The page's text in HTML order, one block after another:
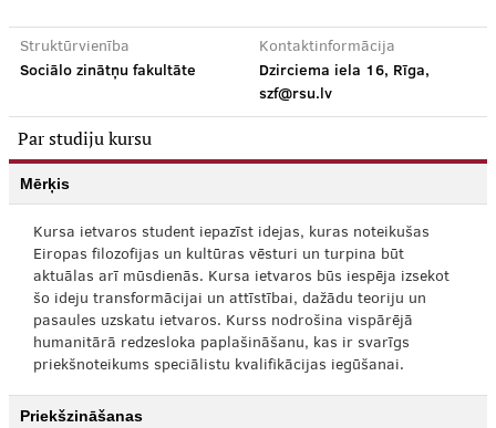
Struktūrvienība
Sociālo zinātņu fakultāte
Kontaktinformācija
Dzirciema iela 16, Rīga,
szf@rsu.lv
Par studiju kursu
Mērķis
Kursa ietvaros student iepazīst idejas, kuras noteikušas
Eiropas filozofijas un kultūras vēsturi un turpina būt
aktuālas arī mūsdienās. Kursa ietvaros būs iespēja izsekot
šo ideju transformācijai un attīstībai, dažādu teoriju un
pasaules uzskatu ietvaros. Kurss nodrošina vispārējā
humanitārā redzesloka paplašināšanu, kas ir svarīgs
priekšnoteikums speciālistu kvalifikācijas iegūšanai.
Priekšzināšanas